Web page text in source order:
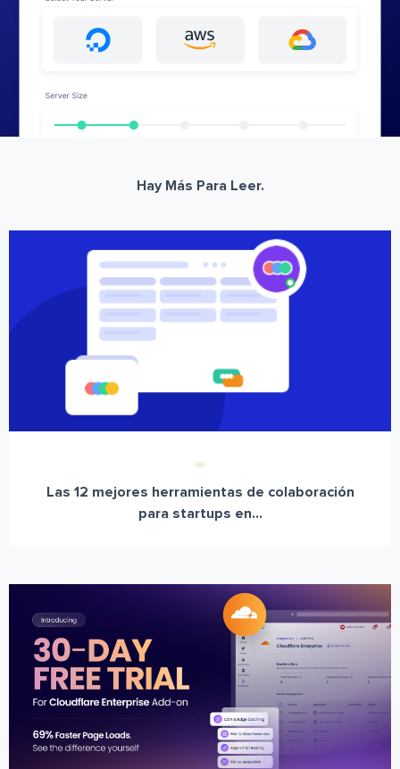
Hay Más Para Leer.
Las 12 mejores herramientas de colaboración
para startups en...